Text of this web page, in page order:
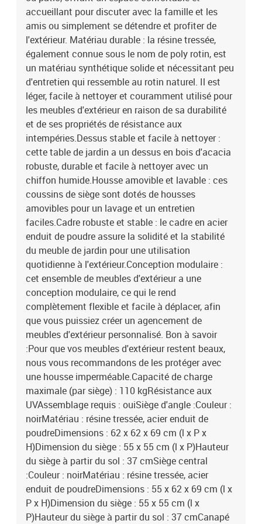
de poudre, bois d'acacia massif avec finition à l'huileDimensions :
55 x 55 x 37 cm (L x l x H)Coussin :Couleur : noir Matériau de la
couverture : tissu (100 % polyester)Matériau de remplissage du
coussin de siège : mousseMatériau de remplissage du coussin de
dossier : fibre de cotonDimensions du coussin de siège : 55 x 55 x
3 cm (l x P x é)Dimensions du coussin de dossier : 55 x 45 x 13 cm
(L x l x é)La livraison contient :2 x siège d'angle avec fonction de
rangement et sac résistant à l'eau8 x siège central incluant une
fonction de rangement avec un sac résistant à l'eau2 x canapé
d'accoudoir avec fonction de rangement et sac résistant à l'eau1 x
table de jardin14 x coussin de dossier12 x coussin de siège avec
housse amovible et lavable
accueillant pour discuter avec la famille et les
amis ou simplement se détendre et profiter de
l'extérieur. Matériau durable : la résine tressée,
également connue sous le nom de poly rotin, est
un matériau synthétique solide et nécessitant peu
d'entretien qui ressemble au rotin naturel. Il est
léger, facile à nettoyer et couramment utilisé pour
les meubles d'extérieur en raison de sa durabilité
et de ses propriétés de résistance aux
intempéries.Dessus stable et facile à nettoyer :
cette table de jardin a un dessus en bois d'acacia
robuste, durable et facile à nettoyer avec un
chiffon humide.Housse amovible et lavable : ces
coussins de siège sont dotés de housses
amovibles pour un lavage et un entretien
faciles.Cadre robuste et stable : le cadre en acier
enduit de poudre assure la solidité et la stabilité
du meuble de jardin pour une utilisation
quotidienne à l'extérieur.Conception modulaire :
cet ensemble de meubles d'extérieur a une
conception modulaire, ce qui le rend
complètement flexible et facile à déplacer, afin
que vous puissiez créer un agencement de
meubles d'extérieur personnalisé. Bon à savoir
:Pour que vos meubles d'extérieur restent beaux,
nous vous recommandons de les protéger avec
une housse imperméable.Capacité de charge
maximale (par siège) : 110 kgRésistance aux
UVAssemblage requis : ouiSiège d'angle :Couleur :
noirMatériau : résine tressée, acier enduit de
poudreDimensions : 62 x 62 x 69 cm (l x P x
H)Dimension du siège : 55 x 55 cm (l x P)Hauteur
du siège à partir du sol : 37 cmSiège central
:Couleur : noirMatériau : résine tressée, acier
enduit de poudreDimensions : 55 x 62 x 69 cm (l x
P x H)Dimension du siège : 55 x 55 cm (l x
P)Hauteur du siège à partir du sol : 37 cmCanapé